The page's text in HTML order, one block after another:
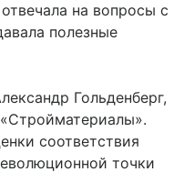
на вопросы с
полезные
Гольденберг,
соответствия
точки